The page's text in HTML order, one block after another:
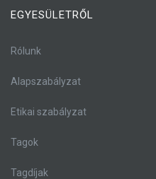
EGYESÜLETRŐL
Rólunk
Alapszabályzat
Etikai szabályzat
Tagok
Tagdíjak